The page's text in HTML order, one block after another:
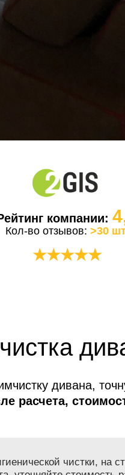
компании:
Кол-во отзывов: >30
★★★★★
дивана,
расчета,
чистки, на